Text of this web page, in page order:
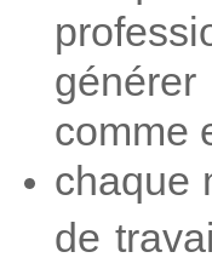
comme
chaque
de